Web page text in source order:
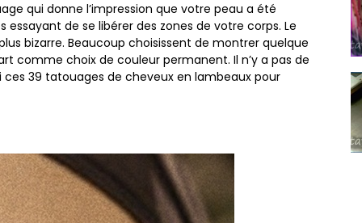
qui donne l’impression que votre peau a été
de se libérer des zones de votre corps. Le
bizarre. Beaucoup choisissent de montrer quelque
comme choix de couleur permanent. Il n’y a pas de
39 tatouages ​​de cheveux en lambeaux pour